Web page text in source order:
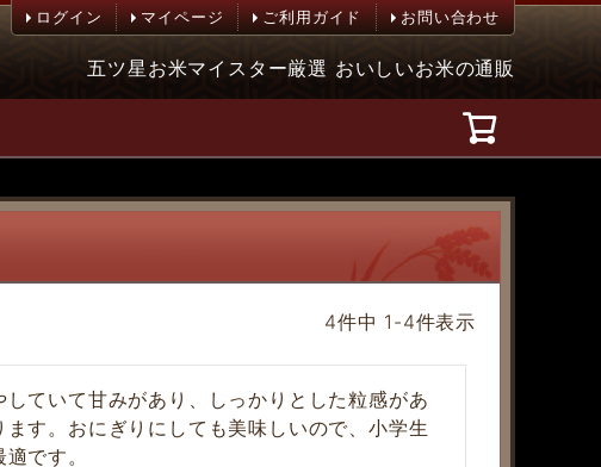
ログイン マイページ ご利用ガイド お問い合わせ
五ツ星お米マイスター厳選 おいしいお米の通販
4件中 1 -4件表示
ていて甘みがあり、しっかりとした粒感があ
ます。おにぎりにしても美味しいので、小学生
です。